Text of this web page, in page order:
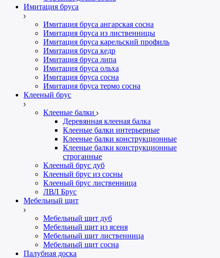
Имитация бруса
Имитация бруса ангарская сосна
Имитация бруса из лиственницы
Имитация бруса карельский профиль
Имитация бруса кедр
Имитация бруса липа
Имитация бруса ольха
Имитация бруса сосна
Имитация бруса термо сосна
Клееный брус
Клееные балки
Деревянная клееная балка
Клееные балки интерьерные
Клееные балки конструкционные
Клееные балки конструкционные
строганные
Клееный брус дуб
Клееный брус из сосны
Клееный брус лиственница
ЛВЛ Брус
Мебельный щит
Мебельный щит дуб
Мебельный щит из ясеня
Мебельный щит лиственница
Мебельный щит сосна
Палубная доска